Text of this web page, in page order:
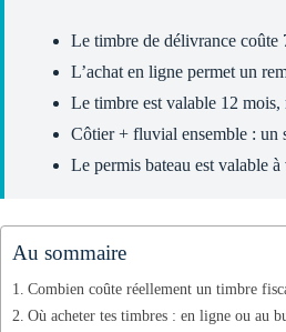
Le timbre de délivrance coûte
L’achat en ligne permet un
Le timbre est valable 12 mois,
Côtier + fluvial ensemble : un
Le permis bateau est valable
Au sommaire
Combien coûte réellement un timbre
Où acheter tes timbres : en ligne ou au